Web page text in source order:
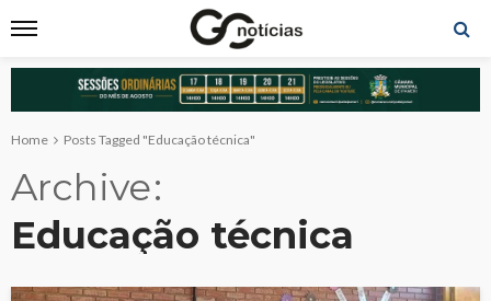
Home Posts Tagged "Educação técnica"
Archive
Educação técnica